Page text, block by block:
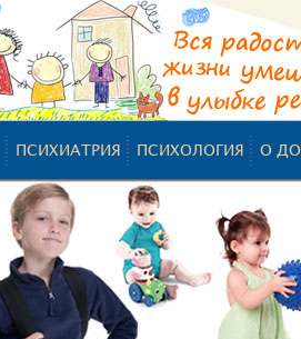
ПСИХИАТРИЯ ПСИХОЛОГИЯ О